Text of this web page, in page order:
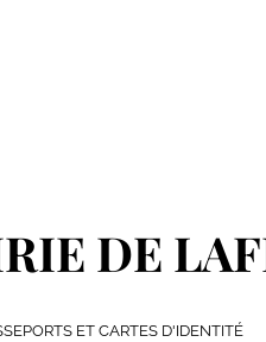
DE
ET CARTES D'IDENTITÉ